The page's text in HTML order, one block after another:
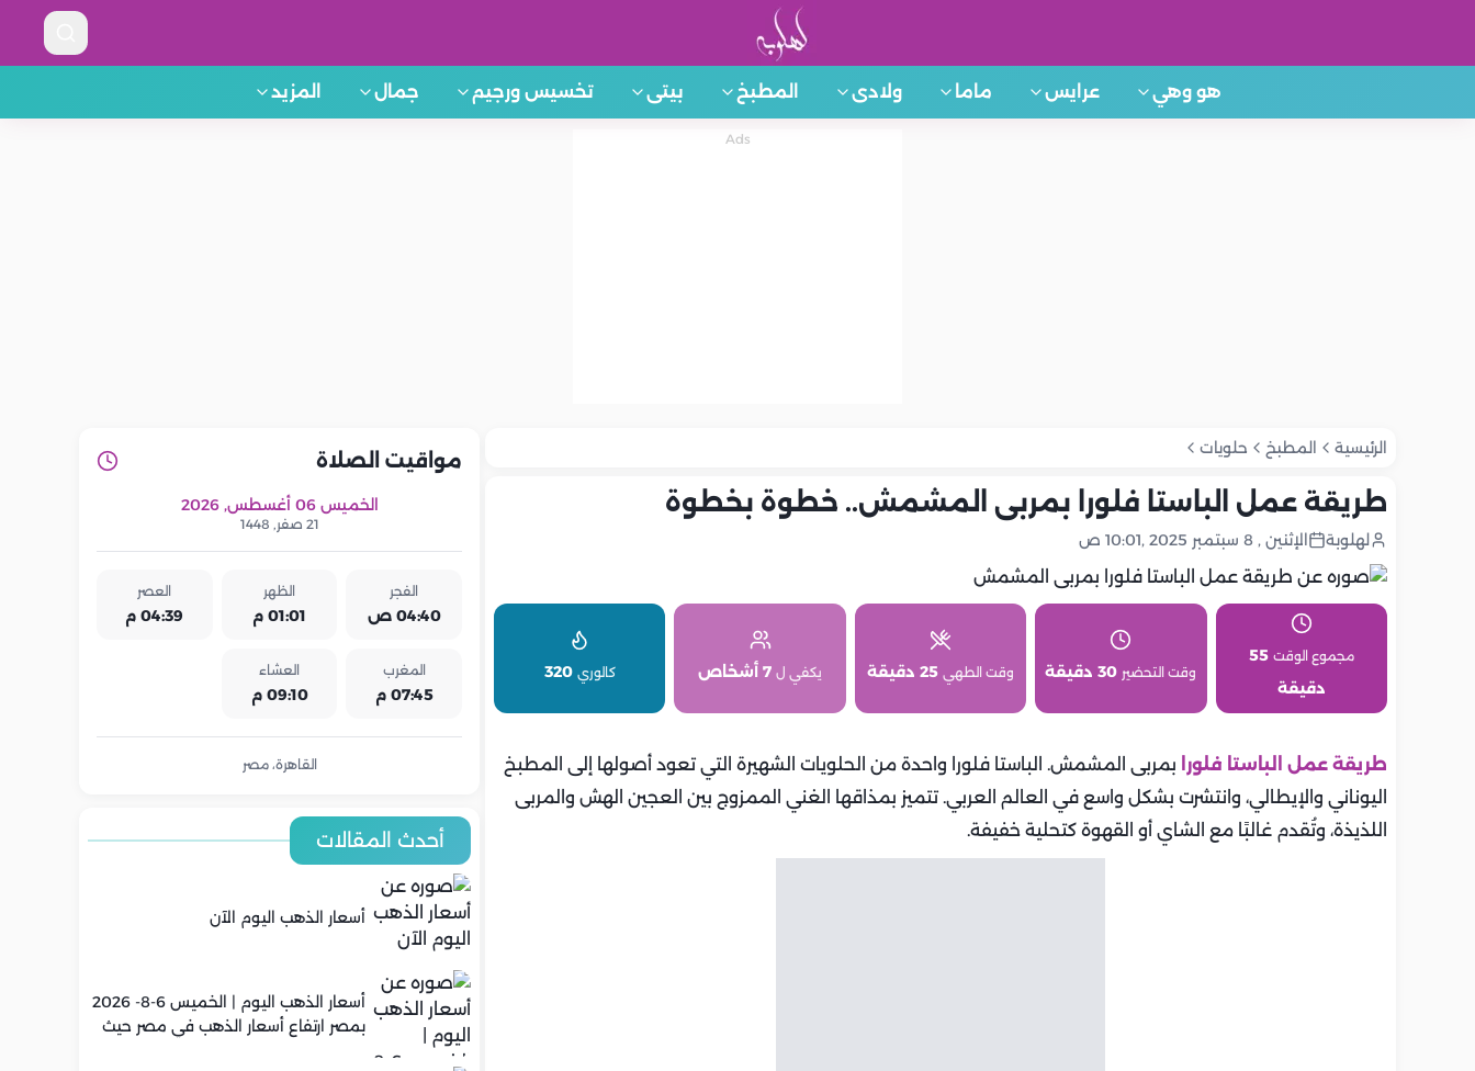
هو وهي عرايس ماما ولادى المطبخ بيتى تخسيس ورجيم جمال المزيد
الرئيسية المطبخ حلويات
طريقة عمل الباستا فلورا بمربى المشمش.. خطوة بخطوة
لهلوبة الإثنين , 8 سبتمبر 2025 ,10:01 ص
مجموع الوقت 55
دقيقة
وقت التحضير 30 دقيقة وقت الطهي 25 دقيقة يكفي ل 7 أشخاص كالوري 320
طريقة عمل الباستا فلورا
بمربى المشمش. الباستا فلورا واحدة من الحلويات الشهيرة التي تعود أصولها إلى المطبخ
اليوناني والإيطالي، وانتشرت بشكل واسع في العالم العربي. تتميز بمذاقها الغني الممزوج بين العجين الهش والمربى
اللذيذة، وتُقدم غالبًا مع الشاي أو القهوة كتحلية خفيفة.
مواقيت الصلاة
الخميس 06 أغسطس, 2026
21 صفر, 1448
الفجر
04:40 ص
الظهر
01:01 م
العصر
04:39 م
المغرب
07:45 م
العشاء
09:10 م
القاهرة، مصر
أحدث المقالات
أسعار الذهب اليوم الآن
أسعار الذهب اليوم | الخميس 6-8- 2026
بمصر ارتفاع أسعار الذهب في مصر حيث